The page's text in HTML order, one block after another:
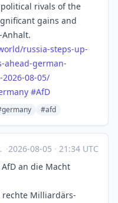
rivals of the
gains and
Anhalt.
russia-steps-up-
ahead-german-
08-05/
#AfD
#afd
·2026-08-05 · 21:34 UTC
an die Macht
rechte Milliardärs-